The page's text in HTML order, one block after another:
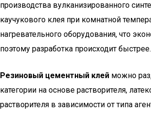
производства вулканизированного
каучукового клея при комнатной
нагревательного оборудования, что
поэтому разработка происходит быстрее.
Резиновый цементный клей можно
категории на основе растворителя,
растворителя в зависимости от типа